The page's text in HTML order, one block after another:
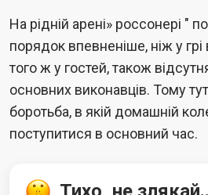
На рідній арені» россонері "
порядок впевненіше, ніж у
того ж у гостей, також
основних виконавців. Тому
боротьба, в якій домашній
поступитися в основний час.